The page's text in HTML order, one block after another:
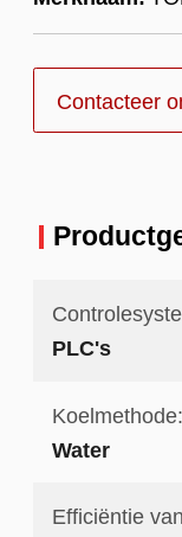
Contacteer
PLC's
Koelmethode:
Water
Efficiëntie